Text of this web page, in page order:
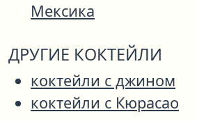
Мексика
ДРУГИЕ КОКТЕЙЛИ
коктейли с джином
коктейли с Кюрасао